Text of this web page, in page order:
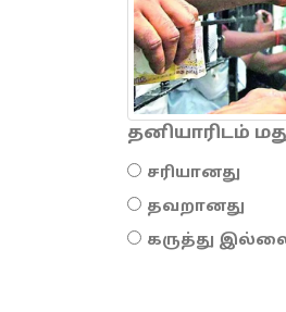
தனியாரிடம்
சரியானது
தவறானது
கருத்து